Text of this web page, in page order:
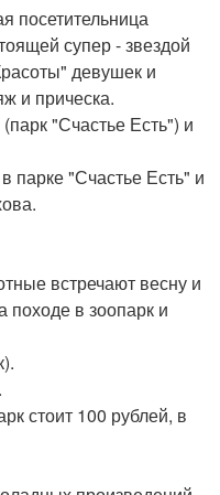
посетительница
супер - звездой
девушек и
и прическа.
"Счастье Есть") и
парке "Счастье Есть" и
встречают весну и
походе в зоопарк и
стоит 100 рублей, в